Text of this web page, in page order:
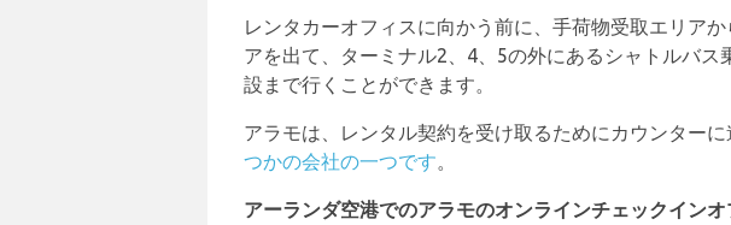
レンタカーオフィスに向かう前に、手荷物受取エリア
アを出て、ターミナル2、4、5の外にあるシャトルバ
設まで行くことができます。
アラモは、レンタル契約を受け取るためにカウンター
つかの会社の一つです。
アーランダ空港でのアラモのオンラインチェックイン